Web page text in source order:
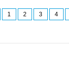
1 2 3 4